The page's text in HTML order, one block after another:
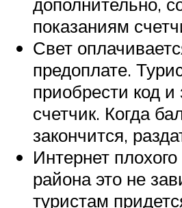
дополнительно,
показаниям
Свет
предоплате.
приобрести код и
счетчик. Когда
закончится,
Интернет
района это не
туристам